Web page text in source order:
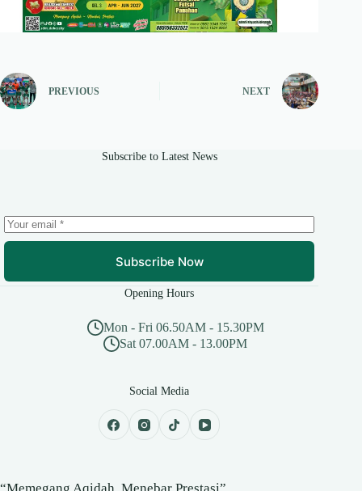
PREVIOUS NEXT
Subscribe to Latest News
Subscribe Now
Opening Hours
Mon - Fri 06.50AM - 15.30PM
Sat 07.00AM - 13.00PM
Social Media